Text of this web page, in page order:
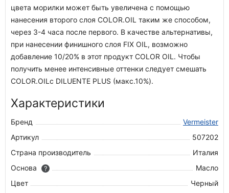
цвета морилки может быть увеличена с помощью
нанесения второго слоя COLOR.OIL таким же способом,
через 3-4 часа после первого. В качестве альтернативы,
при нанесении финишного слоя FIX OIL, возможно
добавление 10/20% в этот продукт COLOR OIL. Чтобы
получить менее интенсивные оттенки следует смешать
COLOR.OILс DILUENTE PLUS (макс.10%).
Характеристики
Бренд
Vermeister
Артикул
507202
Страна производитель
Италия
Основа
?
Масло
Цвет
Черный